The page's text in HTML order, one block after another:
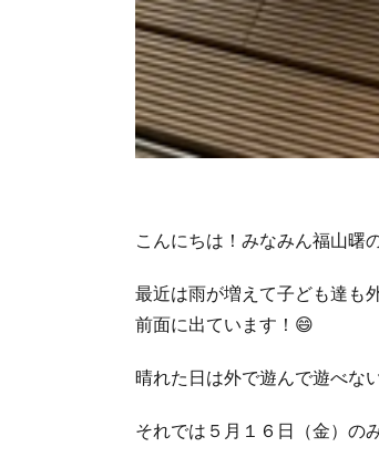
こんにちは！みなみん福山曙
最近は雨が増えて子ども達も
前面に出ています！😄
晴れた日は外で遊んで遊べな
それでは５月１６日（金）の